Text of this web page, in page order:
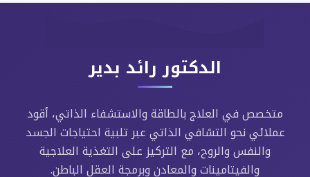
الدكتور رائد بدير
متخصص في العلاج بالطاقة والاستشفاء الذاتي، أقود
عملائي نحو التشافي الذاتي عبر تلبية احتياجات الجسد
والنفس والروح، مع التركيز على التغذية العلاجية
والفيتامينات والمعادن وبرمجة العقل الباطن.